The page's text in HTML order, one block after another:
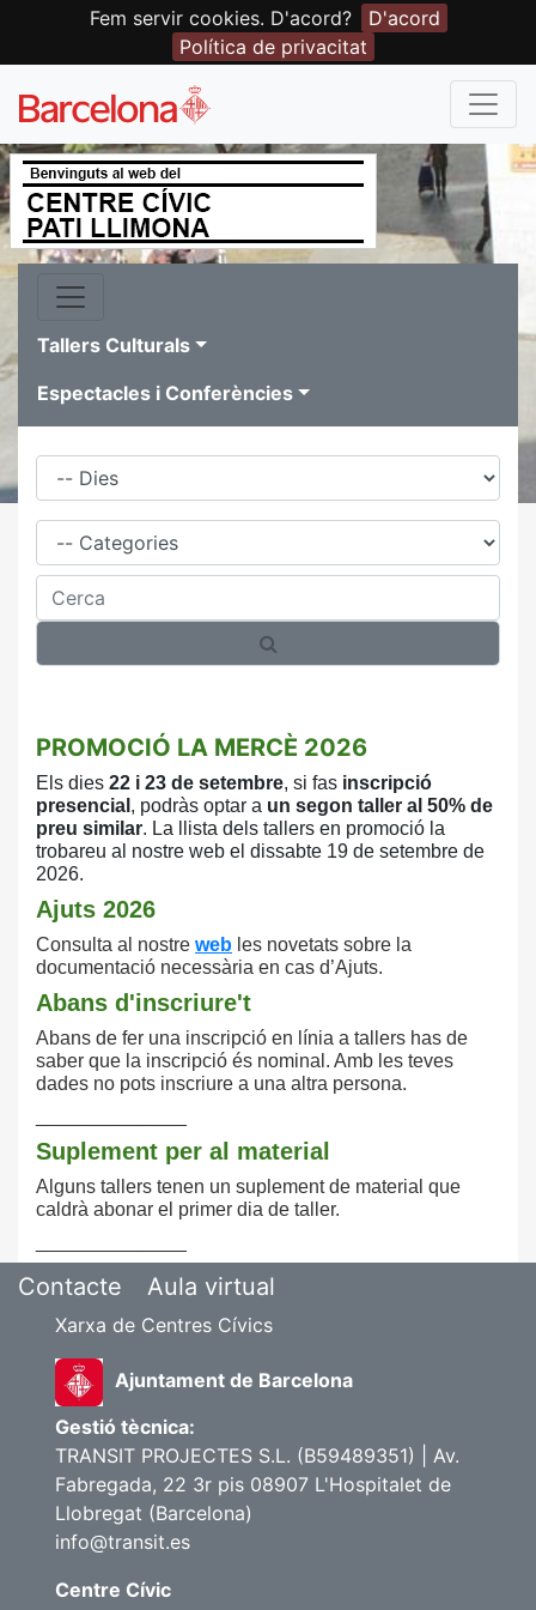
Fem servir cookies. D'acord?
D'acord
Política de privacitat
Tallers Culturals
Espectacles i Conferències
Dies
Família
Cerca
PROMOCIÓ LA MERCÈ 2026
Els dies 22 i 23 de setembre, si fas inscripció
presencial , podràs optar a un segon taller al 50% de
preu similar. La llista dels tallers en promoció la
trobareu al nostre web el dissabte 19 de setembre de
2026.
Ajuts 2026
Consulta al nostre web les novetats sobre la
documentació necessària en cas d’Ajuts.
Abans d'inscriure't
Abans de fer una inscripció en línia a tallers has de
saber que la inscripció és nominal. Amb les teves
dades no pots inscriure a una altra persona.
Suplement per al material
Alguns tallers tenen un suplement de material que
caldrà abonar el primer dia de taller.
Contacte Aula virtual
Xarxa de Centres Cívics
Ajuntament de Barcelona
Gestió tècnica:
TRANSIT PROJECTES S.L. (B59489351) | Av.
Fabregada, 22 3r pis 08907 L'Hospitalet de
Llobregat (Barcelona)
info@transit.es
Centre Cívic